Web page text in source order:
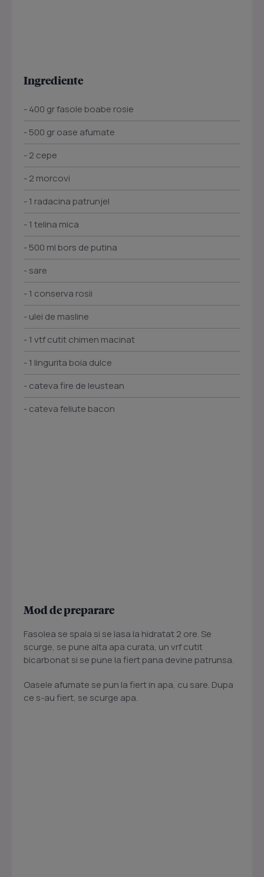
Ingrediente
- 400 gr fasole boabe rosie
- 500 gr oase afumate
- 2 cepe
- 2 morcovi
- 1 radacina patrunjel
- 1 telina mica
- 500 ml bors de putina
- sare
- 1 conserva rosii
- ulei de masline
- 1 vtf cutit chimen macinat
- 1 lingurita boia dulce
- cateva fire de leustean
- cateva feliute bacon
Mod de preparare
Fasolea se spala si se lasa la hidratat 2 ore. Se
scurge, se pune alta apa curata, un vrf cutit
bicarbonat si se pune la fiert pana devine patrunsa.
Oasele afumate se pun la fiert in apa, cu sare. Dupa
ce s-au fiert, se scurge apa.